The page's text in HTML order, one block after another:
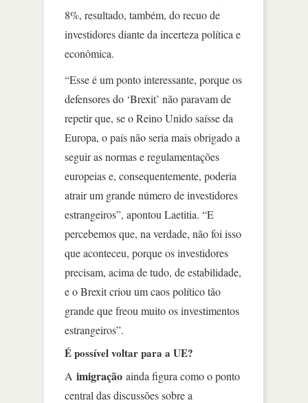
8%, resultado, também, do recuo de
investidores diante da incerteza política e
econômica.
“Esse é um ponto interessante, porque os
defensores do ‘Brexit’ não paravam de
repetir que, se o Reino Unido saísse da
Europa, o país não seria mais obrigado a
seguir as normas e regulamentações
europeias e, consequentemente, poderia
atrair um grande número de investidores
estrangeiros”, apontou Laetitia. “E
percebemos que, na verdade, não foi isso
que aconteceu, porque os investidores
precisam, acima de tudo, de estabilidade,
e o Brexit criou um caos político tão
grande que freou muito os investimentos
estrangeiros”.
É possível voltar para a UE?
A imigração ainda figura como o ponto
central das discussões sobre a